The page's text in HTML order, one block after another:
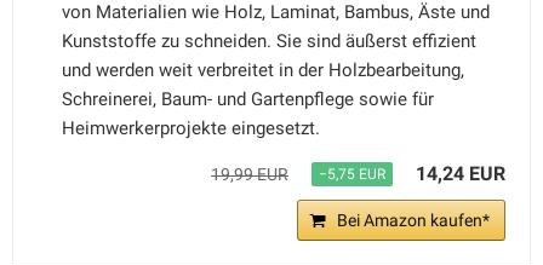
von Materialien wie Holz, Laminat, Bambus, Äste und
Kunststoffe zu schneiden. Sie sind äußerst effizient
und werden weit verbreitet in der Holzbearbeitung,
Schreinerei, Baum- und Gartenpflege sowie für
Heimwerkerprojekte eingesetzt.
19,99 EUR −5,75 EUR 14,24 EUR
Bei Amazon kaufen*